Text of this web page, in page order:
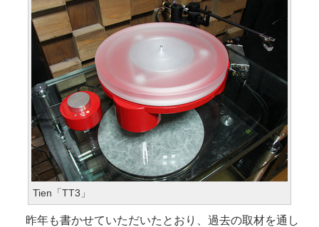
Tien「TT3」
昨年も書かせていただいたとおり、過去の取材を通し